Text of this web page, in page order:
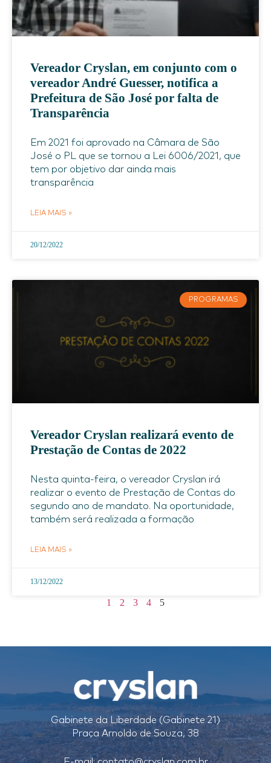
Vereador Cryslan, em conjunto com o
vereador André Guesser, notifica a
Prefeitura de São José por falta de
Transparência
Em 2021 foi aprovado na Câmara de São
José o PL que se tornou a Lei 6006/2021, que
tem por objetivo dar ainda mais
transparência
LEIA MAIS »
20/12/2022
PROGRAMAS
Vereador Cryslan realizará evento de
Prestação de Contas de 2022
Nesta quinta-feira, o vereador Cryslan irá
realizar o evento de Prestação de Contas do
segundo ano de mandato. Na oportunidade,
também será realizada a formação
LEIA MAIS »
13/12/2022
1 2 3 4 5
Gabinete da Liberdade (Gabinete 21)
Praça Arnoldo de Souza, 38